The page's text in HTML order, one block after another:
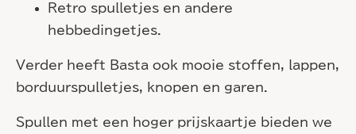
Retro spulletjes en andere
hebbedingetjes.
Verder heeft Basta ook mooie stoffen, lappen,
borduurspulletjes, knopen en garen.
Spullen met een hoger prijskaartje bieden we